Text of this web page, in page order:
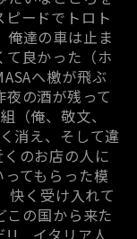
ードでトロト
達の車は止ま
て良かった（ホ
へ檄が飛ぶ
の酒が残って
（俺、敬文、
消え、そして違
のお店の人に
てもらった模
快く受け入れて
の国から来た
!! イタリア人